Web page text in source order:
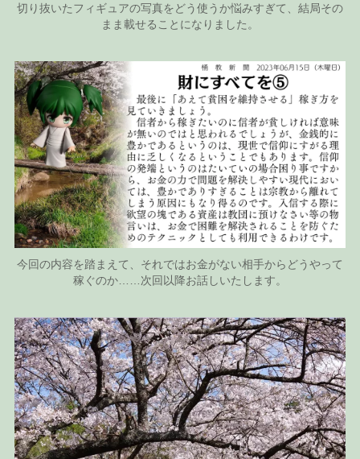
切り抜いたフィギュアの写真をどう使うか悩みすぎて、結局その
まま載せることになりました。
今回の内容を踏まえて、それではお金がない相手からどうやって
稼ぐのか……次回以降お話しいたします。